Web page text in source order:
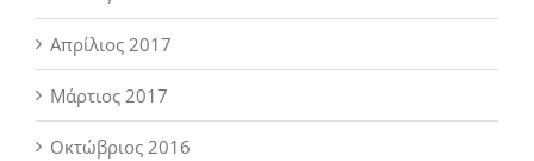
Απρίλιος 2017
Μάρτιος 2017
Οκτώβριος 2016